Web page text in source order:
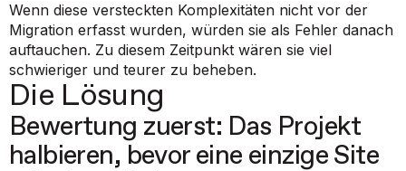
Wenn diese versteckten Komplexitäten nicht vor der
Migration erfasst wurden, würden sie als Fehler danach
auftauchen. Zu diesem Zeitpunkt wären sie viel
schwieriger und teurer zu beheben.
Die Lösung
Bewertung zuerst: Das Projekt
halbieren, bevor eine einzige Site